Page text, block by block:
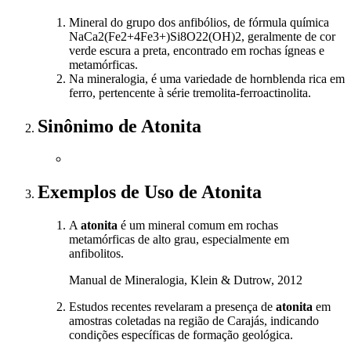
Mineral do grupo dos anfibólios, de fórmula química
NaCa2(Fe2+4Fe3+)Si8O22(OH)2, geralmente de cor
verde escura a preta, encontrado em rochas ígneas e
metamórficas.
Na mineralogia, é uma variedade de hornblenda rica em
ferro, pertencente à série tremolita-ferroactinolita.
Sinônimo de Atonita
Exemplos de Uso de Atonita
A atonita é um mineral comum em rochas
metamórficas de alto grau, especialmente em
anfibolitos.
Manual de Mineralogia, Klein & Dutrow, 2012
Estudos recentes revelaram a presença de atonita em
amostras coletadas na região de Carajás, indicando
condições específicas de formação geológica.